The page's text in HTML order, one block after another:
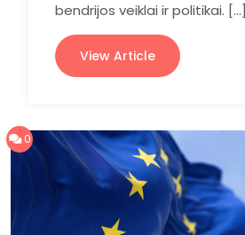
bendrijos veiklai ir politikai. […]
View Article
0